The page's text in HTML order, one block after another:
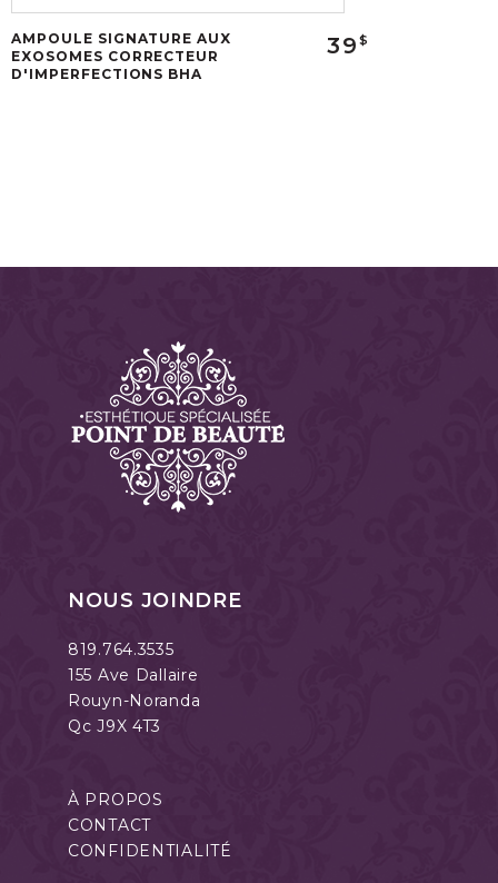
AMPOULE SIGNATURE AUX
EXOSOMES CORRECTEUR
D'IMPERFECTIONS BHA
39 $
NOUS JOINDRE
819.764.3535
155 Ave Dallaire
Rouyn-Noranda
Qc J9X 4T3
À PROPOS
CONTACT
CONFIDENTIALITÉ